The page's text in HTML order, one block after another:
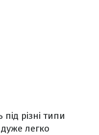
різні типи
легко